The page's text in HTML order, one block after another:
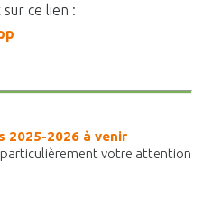
ce lien :
2025-2026 à venir
votre attention